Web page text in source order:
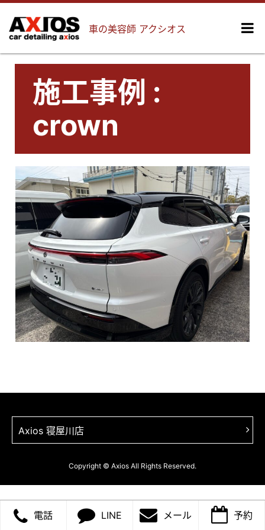
車の美容師 アクシオス
施工事例 :
crown
電話 LINE メール 予約
Axios 寝屋川店
Copyright © Axios All Rights Reserved.